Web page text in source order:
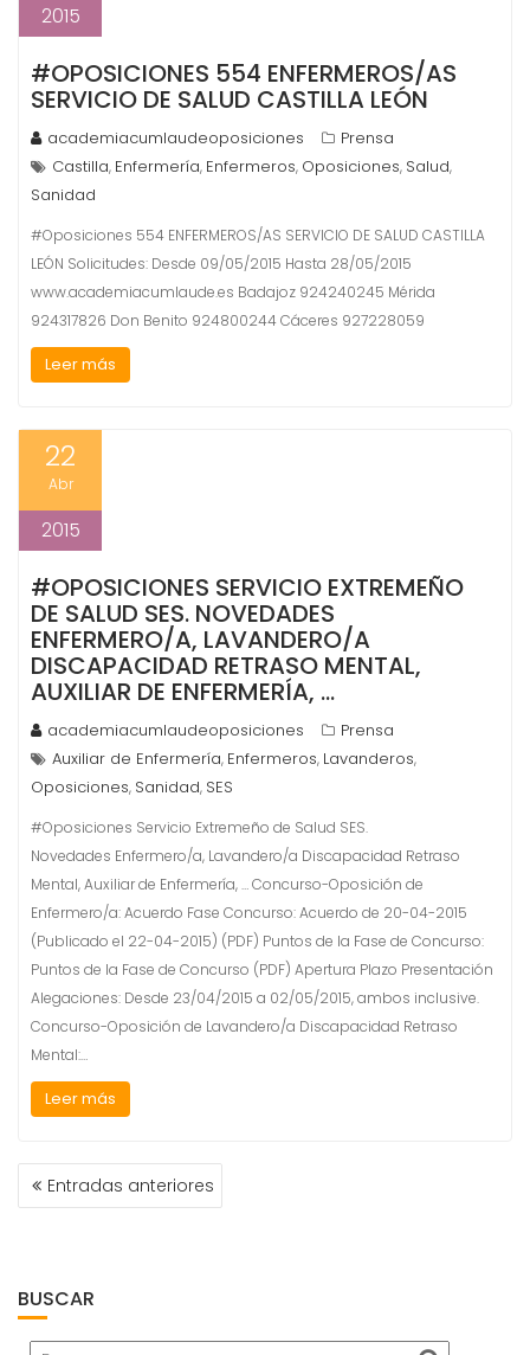
2015
#OPOSICIONES 554 ENFERMEROS/AS
SERVICIO DE SALUD CASTILLA LEÓN
academiacumlaudeoposiciones
Prensa
Castilla, Enfermería, Enfermeros, Oposiciones, Salud,
Sanidad
#Oposiciones 554 ENFERMEROS/AS SERVICIO DE SALUD CASTILLA
LEÓN Solicitudes: Desde 09/05/2015 Hasta 28/05/2015
www.academiacumlaude.es Badajoz 924240245 Mérida
924317826 Don Benito 924800244 Cáceres 927228059
Leer más
22
Abr
2015
#OPOSICIONES SERVICIO EXTREMEÑO
DE SALUD SES. NOVEDADES
ENFERMERO/A, LAVANDERO/A
DISCAPACIDAD RETRASO MENTAL,
AUXILIAR DE ENFERMERÍA, …
academiacumlaudeoposiciones
Prensa
Auxiliar de Enfermería, Enfermeros, Lavanderos,
Oposiciones, Sanidad, SES
#Oposiciones Servicio Extremeño de Salud SES.
Novedades Enfermero/a, Lavandero/a Discapacidad Retraso
Mental, Auxiliar de Enfermería, … Concurso-Oposición de
Enfermero/a: Acuerdo Fase Concurso: Acuerdo de 20-04-2015
(Publicado el 22-04-2015) (PDF) Puntos de la Fase de Concurso:
Puntos de la Fase de Concurso (PDF) Apertura Plazo Presentación
Alegaciones: Desde 23/04/2015 a 02/05/2015, ambos inclusive.
Concurso-Oposición de Lavandero/a Discapacidad Retraso
Mental:…
Leer más
NAVEGACIÓN
DEEntradas anteriores
BUSCAR